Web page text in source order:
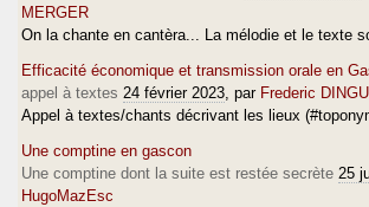
MERGER
On la chante en cantèra... La mélodie et le texte
Efficacité économique et transmission orale en
appel à textes 24 février 2023 , par Frederic
Appel à textes/chants décrivant les lieux
Une comptine en gascon
Une comptine dont la suite est restée secrète 25
HugoMazEsc